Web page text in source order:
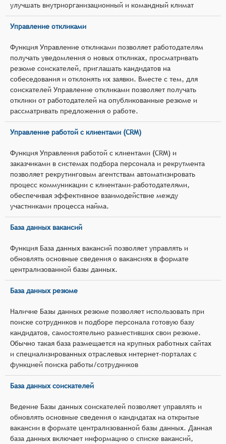
улучшать внутриорганизационный и командный климат
Управление откликами
Функция Управление откликами позволяет работодателям
получать уведомления о новых откликах, просматривать
резюме соискателей, приглашать кандидатов на
собеседования и отклонять их заявки. Вместе с тем, для
соискателей Управление откликами позволяет получать
отклики от работодателей на опубликованные резюме и
рассматривать предложения о работе.
Управление работой с клиентами (CRM)
Функция Управления работой с клиентами (CRM) и
заказчиками в системах подбора персонала и рекрутмента
позволяет рекрутинговым агентствам автоматизировать
процесс коммуникации с клиентами-работодателями,
обеспечивая эффективное взаимодействие между
участниками процесса найма.
База данных вакансий
Функция База данных вакансий позволяет управлять и
обновлять основные сведения о вакансиях в формате
централизованной базы данных.
База данных резюме
Наличие Базы данных резюме позволяет использовать при
поиске сотрудников и подборе персонала готовую базу
кандидатов, самостоятельно разместивших свои резюме.
Обычно такая база размещается на крупных работных сайтах
и специализированных отраслевых интернет-порталах с
функцией поиска работы/сотрудников
База данных соискателей
Ведение Базы данных соискателей позволяет управлять и
обновлять основные сведения о кандидатах на открытые
вакансии в формате централизованной базы данных. Данная
база данных включает информацию о списке вакансий,